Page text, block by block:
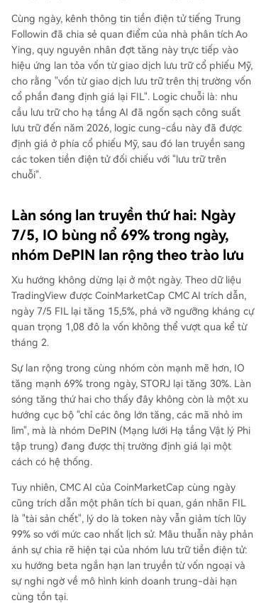
Cùng ngày, kênh thông tin tiền điện tử tiếng Trung
Followin đã chia sẻ quan điểm của nhà phân tích Ao
Ying, quy nguyên nhân đợt tăng này trực tiếp vào
hiệu ứng lan tỏa vốn từ giao dịch lưu trữ cổ phiếu Mỹ,
cho rằng "vốn từ giao dịch lưu trữ trên thị trường vốn
cổ phần đang định giá lại FIL". Logic chuỗi là: nhu
cầu lưu trữ cho hạ tầng AI đã ngốn sạch công suất
lưu trữ đến năm 2026, logic cung-cầu này đã được
định giá ở phía cổ phiếu Mỹ, sau đó lan truyền sang
các token tiền điện tử đối chiếu với "lưu trữ trên
chuỗi".
Làn sóng lan truyền thứ hai: Ngày
7/5, IO bùng nổ 69% trong ngày,
nhóm DePIN lan rộng theo trào lưu
Xu hướng không dừng lại ở một ngày. Theo dữ liệu
TradingView được CoinMarketCap CMC AI trích dẫn,
ngày 7/5 FIL lại tăng 15,5%, phá vỡ ngưỡng kháng cự
quan trọng 1,08 đô la vốn không thể vượt qua kể từ
tháng 2.
Sự lan rộng trong cùng nhóm còn mạnh mẽ hơn, IO
tăng mạnh 69% trong ngày, STORJ lại tăng 30%. Làn
sóng tăng thứ hai cho thấy đây không còn là một xu
hướng cục bộ "chỉ các ông lớn tăng, các mã nhỏ im
lìm", mà là nhóm DePIN (Mạng lưới Hạ tầng Vật lý Phi
tập trung) đang được thị trường định giá lại một
cách có hệ thống.
Tuy nhiên, CMC AI của CoinMarketCap cùng ngày
cũng trích dẫn một phân tích bi quan, gán nhãn FIL
là "tài sản chết", lý do là token này vẫn giảm tích lũy
99% so với mức cao nhất lịch sử. Mâu thuẫn này phản
ánh sự chia rẽ hiện tại của nhóm lưu trữ tiền điện tử:
xu hướng beta ngắn hạn lan truyền từ vốn ngoại và
sự nghi ngờ về mô hình kinh doanh trung-dài hạn
cùng tồn tại.